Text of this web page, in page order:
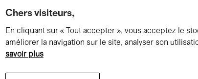
Ce qui se
Chers visiteurs,
En cliquant sur « Tout accepter », vous acceptez le
améliorer la navigation sur le site, analyser son
savoir plus